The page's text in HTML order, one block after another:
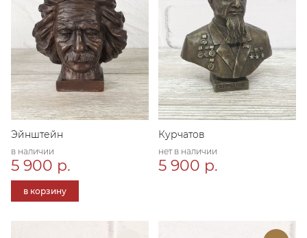
Эйнштейн
в наличии
5 900 р.
в корзину
Курчатов
нет в наличии
5 900 р.